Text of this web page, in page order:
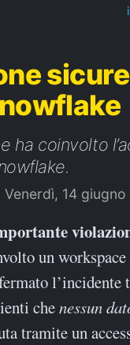
ha coinvolto
Venerdì, 14
un
chenessun
tramite un